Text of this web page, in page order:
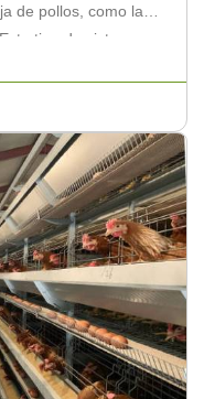
de pollos, como la
tipo de sistema no
a […]